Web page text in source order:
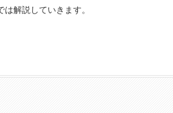
は解説していきます。